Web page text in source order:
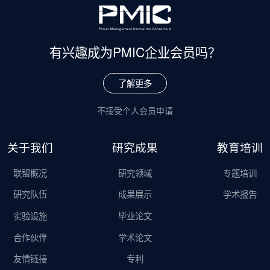
有兴趣成为PMIC企业会员吗？
了解更多
不接受个人会员申请
关于我们
联盟概况
研究队伍
实验设施
合作伙伴
友情链接
研究成果
研究领域
成果展示
毕业论文
学术论文
专利
教育培训
专题培训
学术报告